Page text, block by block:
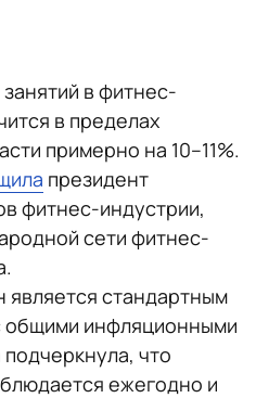
в фитнес-
в пределах
примерно на 10–11%.
президент
фитнес-индустрии,
сети фитнес-
является стандартным
общими инфляционными
что
ежегодно и